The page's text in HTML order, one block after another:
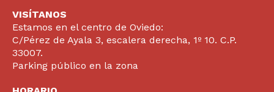
VISÍTANOS
Estamos en el centro de Oviedo:
C/Pérez de Ayala 3, escalera derecha, 1º 10. C.P.
33007.
Parking público en la zona